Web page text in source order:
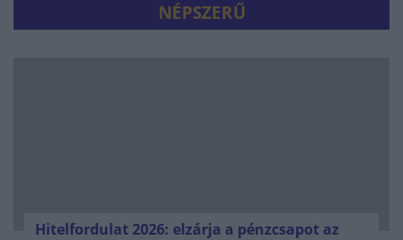
NÉPSZERŰ
Hitelfordulat 2026: elzárja a pénzcsapot az